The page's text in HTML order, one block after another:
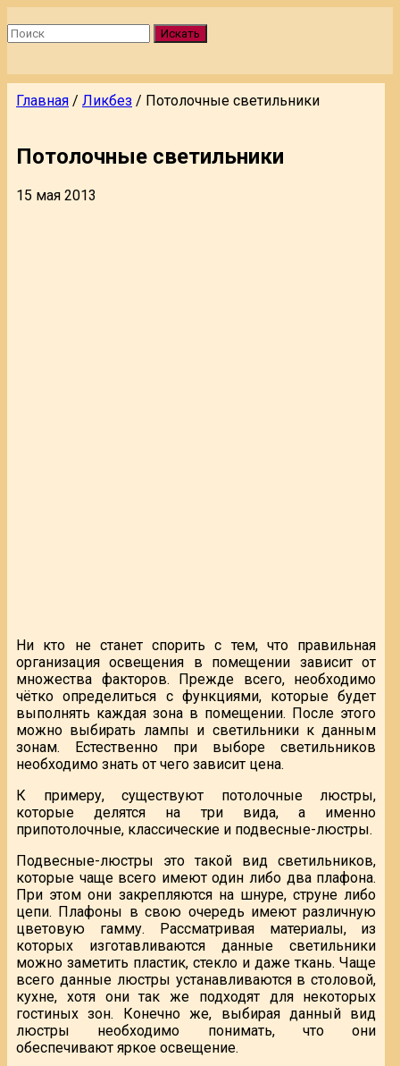
Искать
Главная / Ликбез / Потолочные светильники
Потолочные светильники
15 мая 2013
Ни кто не станет спорить с тем, что правильная
организация освещения в помещении зависит от
множества факторов. Прежде всего, необходимо
чётко определиться с функциями, которые будет
выполнять каждая зона в помещении. После этого
можно выбирать лампы и светильники к данным
зонам. Естественно при выборе светильников
необходимо знать от чего зависит цена.
К примеру, существуют потолочные люстры,
которые делятся на три вида, а именно
припотолочные, классические и подвесные-люстры.
Подвесные-люстры это такой вид светильников,
которые чаще всего имеют один либо два плафона.
При этом они закрепляются на шнуре, струне либо
цепи. Плафоны в свою очередь имеют различную
цветовую гамму. Рассматривая материалы, из
которых изготавливаются данные светильники
можно заметить пластик, стекло и даже ткань. Чаще
всего данные люстры устанавливаются в столовой,
кухне, хотя они так же подходят для некоторых
гостиных зон. Конечно же, выбирая данный вид
люстры необходимо понимать, что они
обеспечивают яркое освещение.